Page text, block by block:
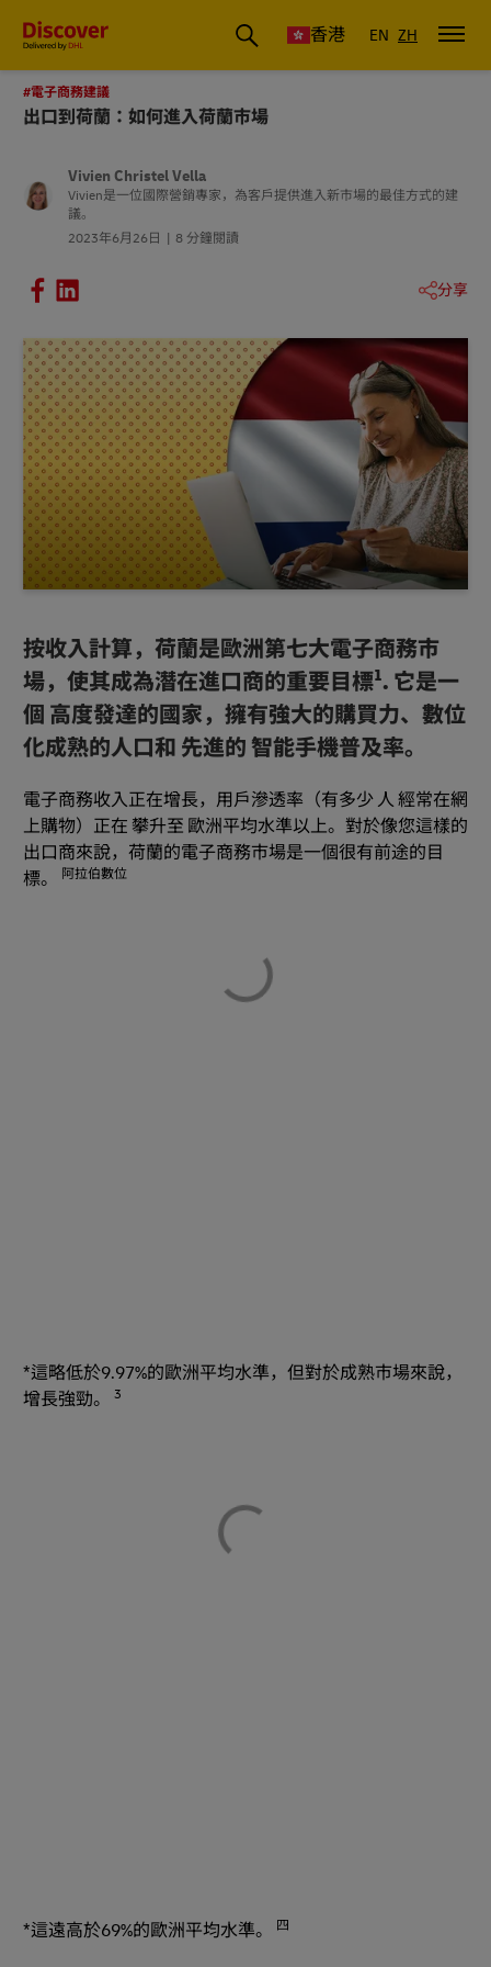
香港 EN ZH
#電子商務建議
出口到荷蘭：如何進入荷蘭市場
Vivien Christel Vella
Vivien是一位國際營銷專家，為客戶提供進入新市場的最佳方式的建
議。
2023年6月26日
8 分鐘閱讀
分享
按收入計算，荷蘭是歐洲第七大電子商務市
場，使其成為潛在進口商的重要目標1. 它是一
個 高度發達的國家，擁有強大的購買力、數位
化成熟的人口和 先進的 智能手機普及率。
電子商務收入正在增長，用戶滲透率（有多少 人 經常在網
上購物）正在 攀升至 歐洲平均水準以上。對於像您這樣的
出口商來說，荷蘭的電子商務市場是一個很有前途的目
標。
阿拉伯數位
*這略低於9.97%的歐洲平均水準，但對於成熟市場來說，
增長強勁。
3
*這遠高於69%的歐洲平均水準。 四